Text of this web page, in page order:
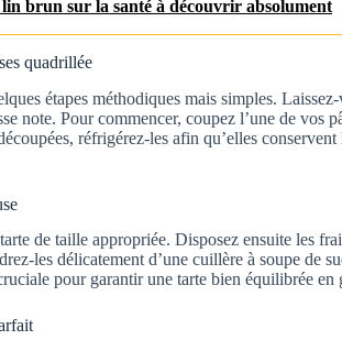
brun sur la santé à découvrir absolument
quadrillée
étapes méthodiques mais simples.
note. Pour commencer, coupez l’une de vos
réfrigérez-les afin qu’elles conservent
de taille appropriée. Disposez ensuite les
les délicatement d’une cuillère à soupe de
pour garantir une tarte bien équilibrée en